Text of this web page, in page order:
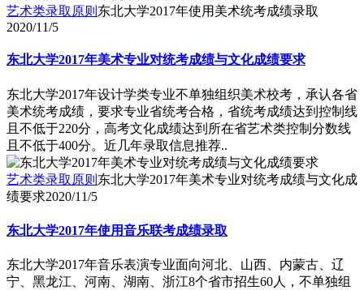
艺术类录取原则 东北大学2017年使用美术统考成绩录取
2020/11/5
东北大学2017年美术专业对统考成绩与文化成绩要求
东北大学2017年设计学类专业不单独组织美术校考，承认各省
美术统考成绩，要求专业省统考合格，省统考成绩达到控制线
且不低于220分，高考文化成绩达到所在省艺术类控制分数线
且不低于400分。近几年录取信息推荐..
艺术类录取原则 东北大学2017年美术专业对统考成绩与文化成
绩要求2020/11/5
东北大学2017年使用音乐联考成绩录取
东北大学2017年音乐表演专业面向河北、山西、内蒙古、辽
宁、黑龙江、河南、湖南、浙江8个省市招生60人，不单独组